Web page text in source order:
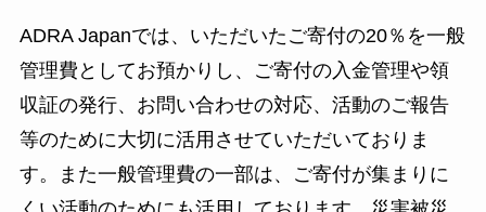
ADRA Japanでは、いただいたご寄付の20％を一般
管理費としてお預かりし、ご寄付の入金管理や領
収証の発行、お問い合わせの対応、活動のご報告
等のために大切に活用させていただいておりま
す。また一般管理費の一部は、ご寄付が集まりに